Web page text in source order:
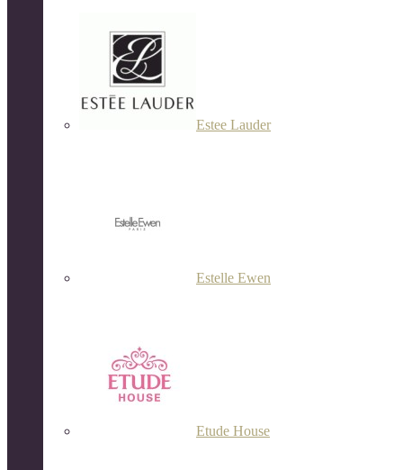
Estee Lauder
Estelle Ewen
Etude House